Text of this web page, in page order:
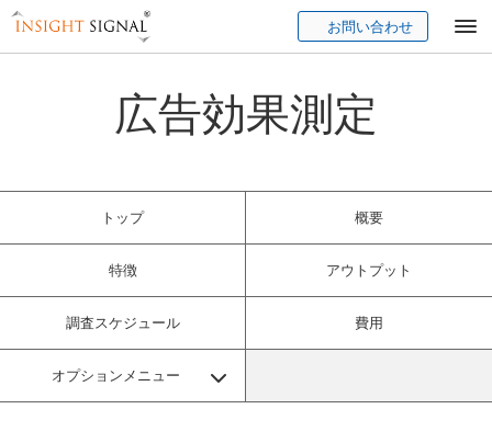
Insight Signal
お問い合わせ
広告効果測定
トップ 概要
特徴 アウトプット
調査スケジュール 費用
オプションメニュー